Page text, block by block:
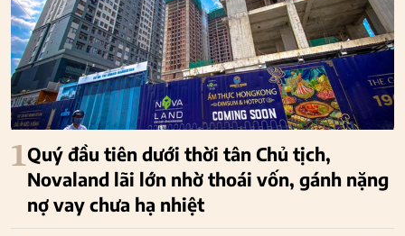
1Quý đầu tiên dưới thời tân Chủ tịch,
Novaland lãi lớn nhờ thoái vốn, gánh nặng
nợ vay chưa hạ nhiệt